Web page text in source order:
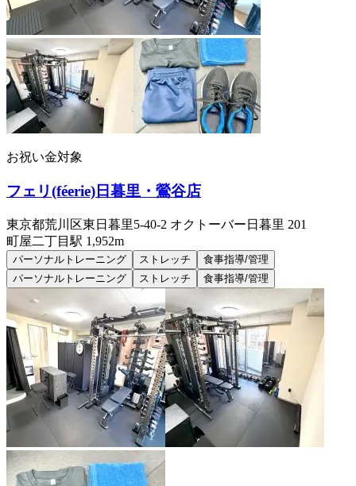
お祝い金対象
フェリ(féerie)日暮里・鶯谷店
東京都荒川区東日暮里5-40-2 オクトーバー日暮里 201
町屋二丁目 駅 1,952m
パーソナルトレーニング ストレッチ
食事指導/管理
パーソナルトレーニング
ストレッチ 食事指導/管理